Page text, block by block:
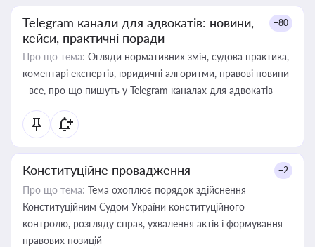
Telegram канали для адвокатів: новини,
кейси, практичні поради
+80
Про що тема: Огляди нормативних змін, судова практика,
коментарі експертів, юридичні алгоритми, правові новини
- все, про що пишуть у Telegram каналах для адвокатів
Конституційне провадження +2
Про що тема: Тема охоплює порядок здійснення
Конституційним Судом України конституційного
контролю, розгляду справ, ухвалення актів і формування
правових позицій